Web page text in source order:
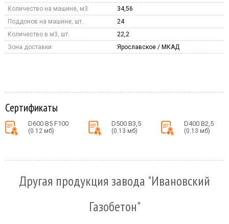
Количество на машине, м3
34,56
Поддонов на машине, шт.
24
Количество в м3, шт.
22,2
Зона доставки:
Ярославское / МКАД
Сертификаты
D600 B5 F100
(0.12 мб)
D500 B3,5
(0.13 мб)
D400 B2,5
(0.13 мб)
Другая продукция завода "Ивановский
Газобетон"